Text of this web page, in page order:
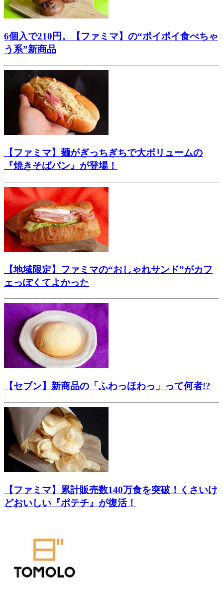
6個入で210円。【ファミマ】の“ポイポイ食べちゃ
う系”新商品
【ファミマ】麺がぎっちぎちで大ボリュームの
『焼きそばパン』が登場！
【地域限定】ファミマの“おしゃれサンド”がカフ
ェっぽくてよかった
【セブン】新商品の「ふわっほわっ」って何者!?
【ファミマ】累計販売数140万食を突破！くさいけ
どおいしい『ポテチ』が復活！